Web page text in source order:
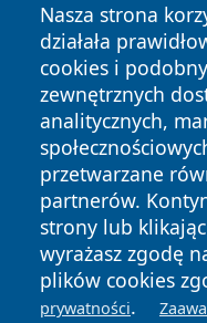
Nasza strona
działała
cookies i
zewnętrznych
analitycznych,
przetwarzane
partnerów.
strony lub
wyrażasz zgodę
plików cookies
prywatności.
Copyright © 2026
News Autorzy